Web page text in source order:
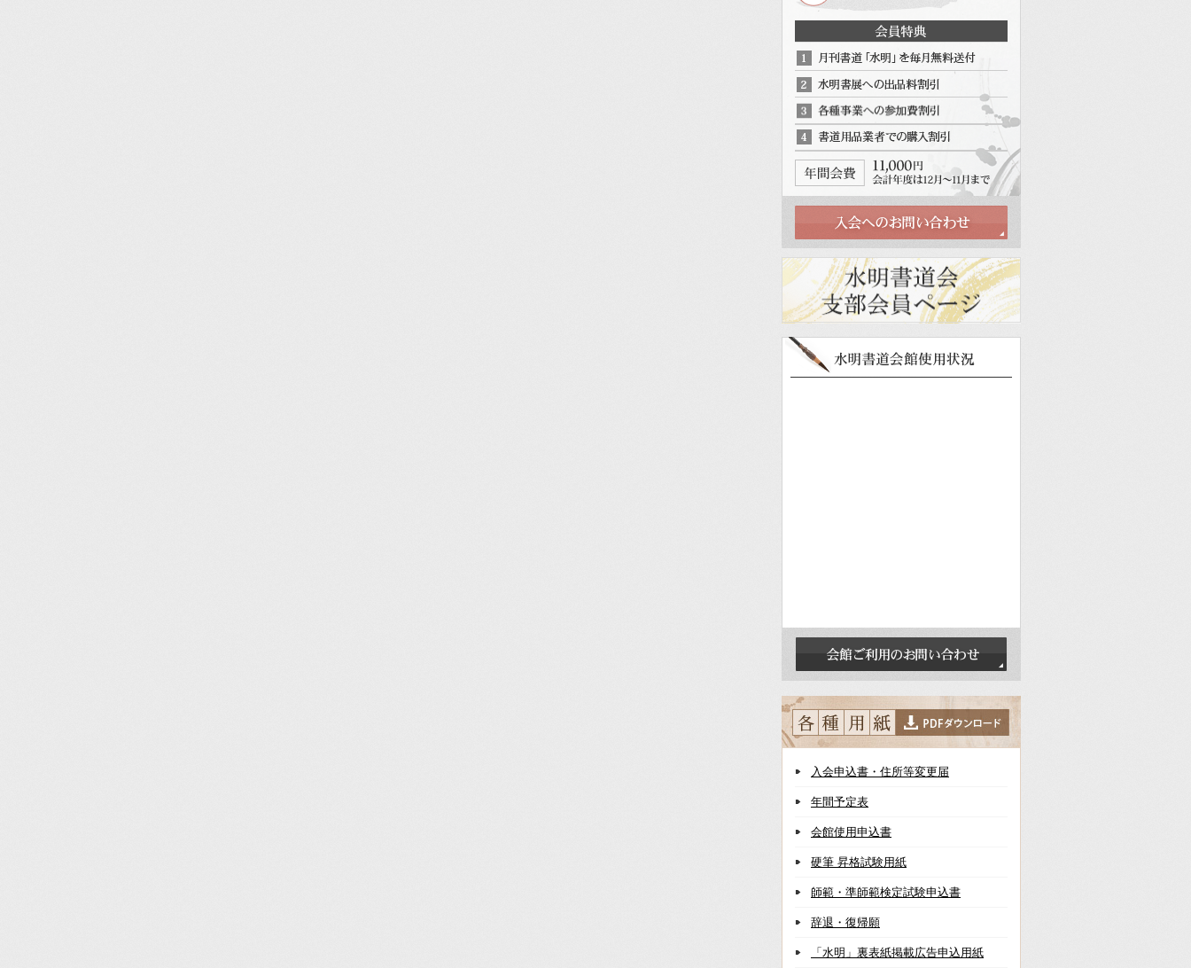
入会申込書・住所等変更届
年間予定表
会館使用申込書
硬筆 昇格試験用紙
師範・準師範検定試験申込書
辞退・復帰願
「水明」裏表紙掲載広告申込用紙